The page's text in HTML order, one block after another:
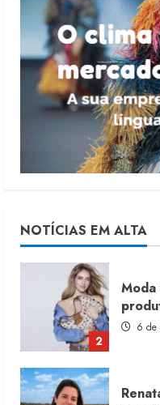
NOTÍCIAS EM ALTA
4
4 de
5
moda
4 de
1
7 de
2
Moda
6 de